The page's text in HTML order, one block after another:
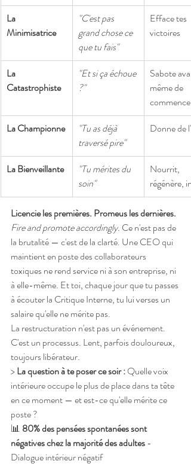
La
Minimisatrice
"C'est pas
grand chose ce
que tu fais"
Efface tes
victoires
La
Catastrophiste
"Et si ça échoue
?"
Sabote
même de
commencer
La Championne
"Tu as déjà
traversé pire"
Donne de
La Bienveillante
"Tu mérites du
soin"
Nourrit,
régénère,
Licencie les premières. Promeus les dernières.
Fire and promote accordingly. Ce n'est pas de
la brutalité — c'est de la clarté. Une CEO qui
maintient en poste des collaborateurs
toxiques ne rend service ni à son entreprise, ni
à elle-même. Et toi, chaque jour que tu passes
à écouter la Critique Interne, tu lui verses un
salaire qu'elle ne mérite pas.
La restructuration n'est pas un événement.
C'est un processus. Lent, parfois douloureux,
toujours libérateur.
> La question à te poser ce soir : Quelle voix
intérieure occupe le plus de place dans ta tête
en ce moment — et est-ce qu'elle mérite ce
poste ?
📊 80% des pensées spontanées sont
négatives chez la majorité des adultes -
Dialogue intérieur négatif